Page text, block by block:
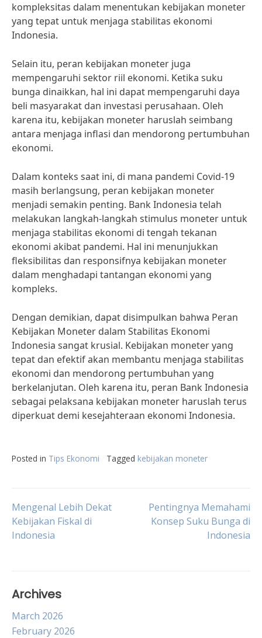
kompleksitas dalam menentukan kebijakan moneter
yang tepat untuk menjaga stabilitas ekonomi
Indonesia.
Selain itu, peran kebijakan moneter juga
mempengaruhi sektor riil ekonomi. Ketika suku
bunga dinaikkan, hal ini dapat mempengaruhi daya
beli masyarakat dan investasi perusahaan. Oleh
karena itu, kebijakan moneter haruslah seimbang
antara menjaga inflasi dan mendorong pertumbuhan
ekonomi.
Dalam konteks saat ini, di mana pandemi Covid-19
masih berlangsung, peran kebijakan moneter
menjadi semakin penting. Bank Indonesia telah
melakukan langkah-langkah stimulus moneter untuk
menjaga stabilitas ekonomi di tengah tekanan
ekonomi akibat pandemi. Hal ini menunjukkan
fleksibilitas dan responsifnya kebijakan moneter
dalam menghadapi tantangan ekonomi yang
kompleks.
Dengan demikian, dapat disimpulkan bahwa Peran
Kebijakan Moneter dalam Stabilitas Ekonomi
Indonesia sangat krusial. Kebijakan moneter yang
tepat dan efektif akan membantu menjaga stabilitas
ekonomi dan mendorong pertumbuhan yang
berkelanjutan. Oleh karena itu, peran Bank Indonesia
sebagai pelaksana kebijakan moneter haruslah terus
diperkuat demi kesejahteraan ekonomi Indonesia.
Posted in Tips Ekonomi Tagged kebijakan moneter
Post
navigation
Mengenal Lebih Dekat
Kebijakan Fiskal di
Indonesia
Pentingnya Memahami
Konsep Suku Bunga di
Indonesia
Archives
March 2026
February 2026